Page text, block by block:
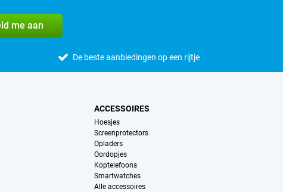
me aan
De beste aanbiedingen op een rijtje
ACCESSOIRES
Hoesjes
Screenprotectors
Opladers
Oordopjes
Koptelefoons
Smartwatches
Alle accessoires